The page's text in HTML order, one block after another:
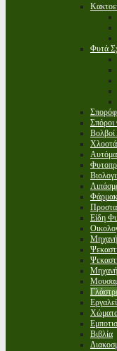
Φυτά
Είδη
Βιβλία